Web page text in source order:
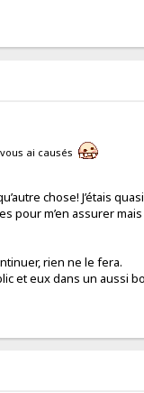
ai causés
chose! J’étais
pour m’en assurer
rien ne le fera.
et eux dans un aussi